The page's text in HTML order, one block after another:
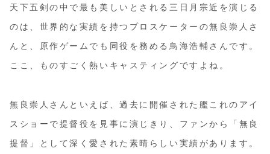
天下五剣の中で最も美しいとされる三日月宗近を演じる
のは、世界的な実績を持つプロスケーターの無良崇人さ
んと、原作ゲームでも同役を務める鳥海浩輔さんです。
ここ、ものすごく熱いキャスティングですよね。
無良崇人さんといえば、過去に開催された艦これのアイ
スショーで提督役を見事に演じきり、ファンから「無良
提督」として深く愛された素晴らしい実績があります。